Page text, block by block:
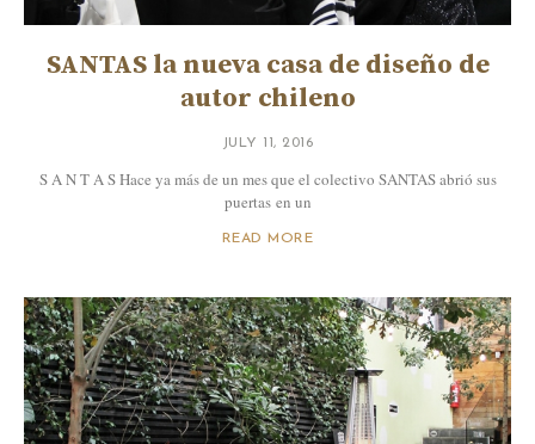
SANTAS la nueva casa de diseño de
autor chileno
JULY 11, 2016
S A N T A S Hace ya más de un mes que el colectivo SANTAS abrió sus
puertas en un
READ MORE